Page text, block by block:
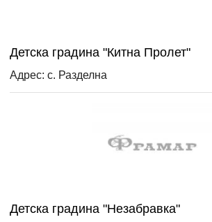
Детска градина "Китна Пролет"
Адрес: с. Разделна
Детска градина "Незабравка"